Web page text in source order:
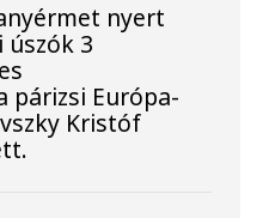
nyert
úszók 3
párizsi Európa-
Kristóf